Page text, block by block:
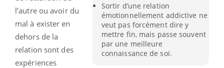
Sortir d’une relation
émotionnellement addictive ne
veut pas forcément dire y
mettre fin, mais passe souvent
par une meilleure
connaissance de soi.
l’autre ou avoir du
mal à exister en
dehors de la
relation sont des
expériences